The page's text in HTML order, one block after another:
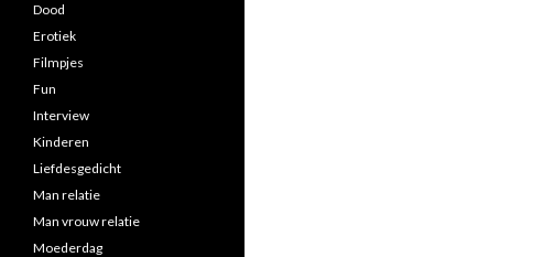
Dood
Erotiek
Filmpjes
Fun
Interview
Kinderen
Liefdesgedicht
Man relatie
Man vrouw relatie
Moederdag